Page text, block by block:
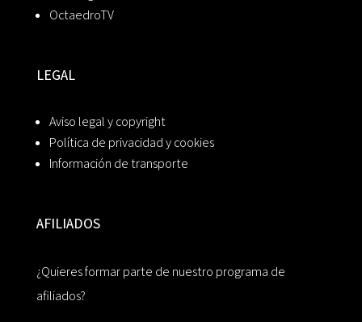
OctaedroTV
LEGAL
Aviso legal y copyright
Política de privacidad y cookies
Información de transporte
AFILIADOS
¿Quieres formar parte de nuestro programa de
afiliados?